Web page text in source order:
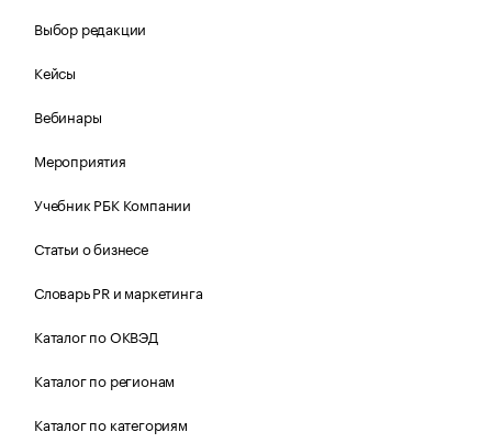
Выбор редакции
Кейсы
Вебинары
Мероприятия
Учебник РБК Компании
Статьи о бизнесе
Словарь PR и маркетинга
Каталог по ОКВЭД
Каталог по регионам
Каталог по категориям